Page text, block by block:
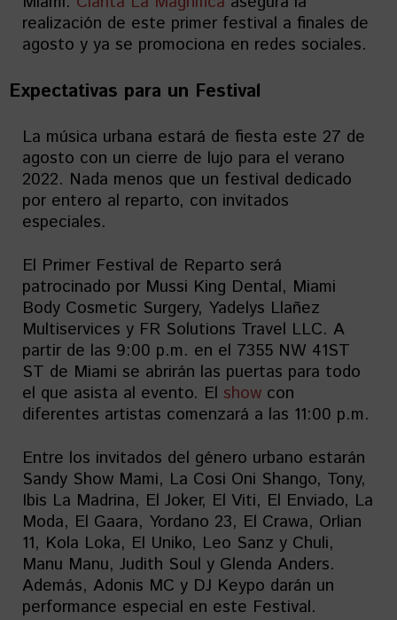
realización de este primer festival a finales de
agosto y ya se promociona en redes sociales.
Expectativas para un Festival
La música urbana estará de fiesta este 27 de
agosto con un cierre de lujo para el verano
2022. Nada menos que un festival dedicado
por entero al reparto, con invitados
especiales.
El Primer Festival de Reparto será
patrocinado por Mussi King Dental, Miami
Body Cosmetic Surgery, Yadelys Llañez
Multiservices y FR Solutions Travel LLC. A
partir de las 9:00 p.m. en el 7355 NW 41ST
ST de Miami se abrirán las puertas para todo
el que asista al evento. El show con
diferentes artistas comenzará a las 11:00 p.m.
Entre los invitados del género urbano estarán
Sandy Show Mami, La Cosi Oni Shango, Tony,
Ibis La Madrina, El Joker, El Viti, El Enviado, La
Moda, El Gaara, Yordano 23, El Crawa, Orlian
11, Kola Loka, El Uniko, Leo Sanz y Chuli,
Manu Manu, Judith Soul y Glenda Anders.
Además, Adonis MC y DJ Keypo darán un
performance especial en este Festival.